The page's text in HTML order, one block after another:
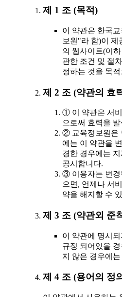
제 1 조 (목적)
이 약관은 한국
보원"라 함)이 제
의 웹사이트(이
관한 조건 및 절
정하는 것을 목
제 2 조 (약관의 효
① 이 약관은 서
으로써 효력을
② 교육정보원은
에는 이 약관을
경한 경우에는
공시합니다.
③ 이용자는 변경
으면, 언제나 서
약을 해지할 수
제 3 조 (약관외 준
이 약관에 명시
규정 되어있을
지 않은 경우에
제 4 조 (용어의 정